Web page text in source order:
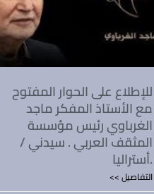
للإطلاع على الحوار المفتوح
مع الأستاذ المفكر ماجد
الغرباوي رئيس مؤسسة
المثقف العربي . سيدني /
أستراليا.
<< التفاصيل